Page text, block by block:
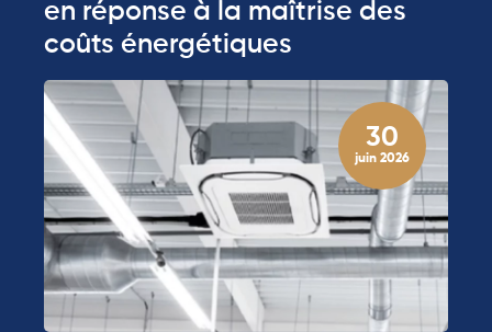
en réponse à la maîtrise des
coûts énergétiques
30
juin 2026